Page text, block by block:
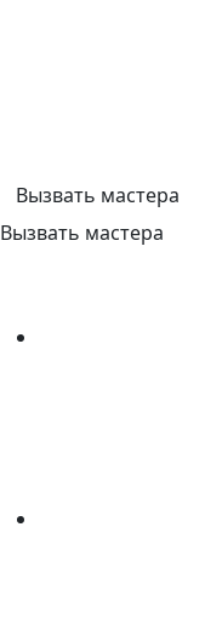
Вызвать мастера
Вызвать мастера